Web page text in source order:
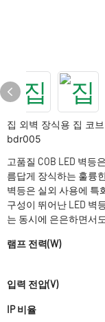
집 외벽 장식용 집 코
bdr005
고품질 COB LED 벽등
름답게 장식하는 훌륭
벽등은 실외 사용에 특
구성이 뛰어난 LED 벽
는 동시에 은은하면서
램프 전력(W)
입력 전압(V)
IP 비율